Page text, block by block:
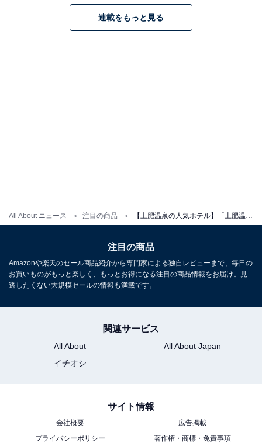
All About ニュース 注目の商品
じめご了承ください。
館」が選ばれる理由
連載をもっと見る
注目の商品
Amazonや楽天のセール商品紹介から専門家による独自レビューまで、毎日の
お買いものがもっと楽しく、もっとお得になる注目の商品情報をお届け。見
逃したくない大規模セールの情報も満載です。
関連サービス
All About
All About Japan
イチオシ
サイト情報
会社概要
広告掲載
プライバシーポリシー
著作権・商標・免責事項